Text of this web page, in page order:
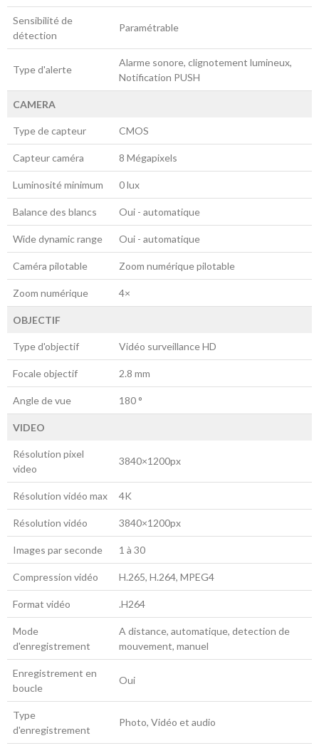
Sensibilité de
détection
Paramétrable
Type d'alerte
Alarme sonore, clignotement lumineux,
Notification PUSH
CAMERA
Type de capteur CMOS
Capteur caméra 8 Mégapixels
Luminosité minimum 0 lux
Balance des blancs Oui - automatique
Wide dynamic range Oui - automatique
Caméra pilotable Zoom numérique pilotable
Zoom numérique 4×
OBJECTIF
Type d'objectif Vidéo surveillance HD
Focale objectif 2.8 mm
Angle de vue 180 °
VIDEO
Résolution pixel
video
3840×1200px
Résolution vidéo max 4K
Résolution vidéo 3840×1200px
Images par seconde 1 à 30
Compression vidéo H.265, H.264, MPEG4
Format vidéo .H264
Mode
d'enregistrement
A distance, automatique, detection de
mouvement, manuel
Enregistrement en
boucle
Oui
Type
d'enregistrement
Photo, Vidéo et audio